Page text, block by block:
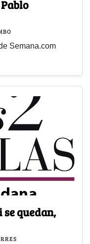
Semana.com
quedan,